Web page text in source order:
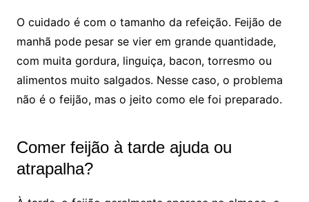
O cuidado é com o tamanho da refeição. Feijão de
manhã pode pesar se vier em grande quantidade,
com muita gordura, linguiça, bacon, torresmo ou
alimentos muito salgados. Nesse caso, o problema
não é o feijão, mas o jeito como ele foi preparado.
Comer feijão à tarde ajuda ou
atrapalha?